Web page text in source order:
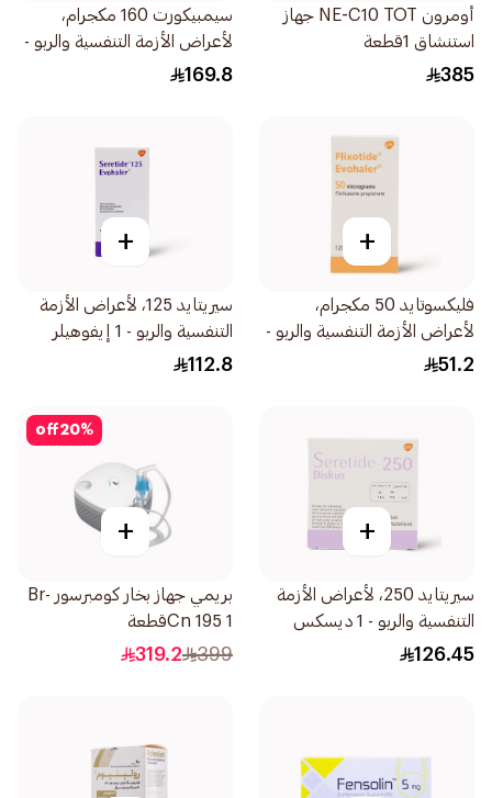
أومرون NE-C10 TOT جهاز
استنشاق 1قطعة
385
سيمبيكورت 160 مكجرام،
لأعراض الأزمة التنفسية والربو -
1 تيربوهيلر 1قطعة
169.8
+
فليكسوتايد 50 مكجرام،
لأعراض الأزمة التنفسية والربو -
1قطعة
51.2
+
سيريتايد 125، لأعراض الأزمة
التنفسية والربو - 1 إيفوهيلر
1قطعة
112.8
+
سيريتايد 250، لأعراض الأزمة
التنفسية والربو - 1 ديسكس
1قطعة
126.45
20%
off
+
بريمي جهاز بخار كومبرسور Br-
Cn 195 1قطعة
399
319.2